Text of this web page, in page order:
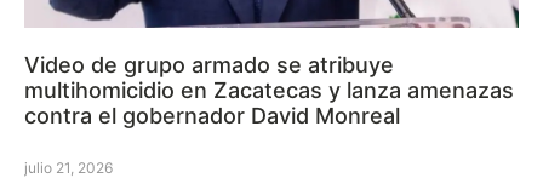
Video de grupo armado se atribuye
multihomicidio en Zacatecas y lanza amenazas
contra el gobernador David Monreal
julio 21, 2026